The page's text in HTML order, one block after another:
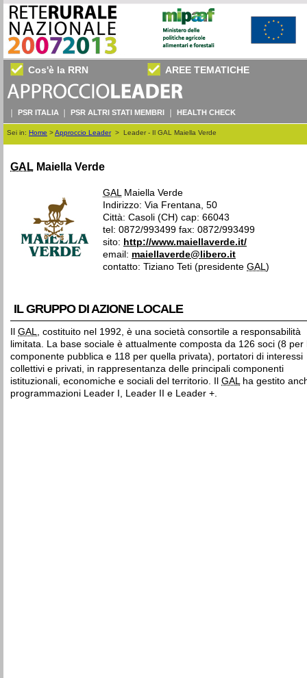
Cos'è la RRN AREE TEMATICHE
PSR ITALIA PSR ALTRI STATI MEMBRI HEALTH CHECK
Sei in: Home >Approccio Leader> Leader - Il GAL Maiella Verde
GAL Maiella Verde
GALMaiella Verde
Indirizzo: Via Frentana, 50
Città: Casoli (CH) cap: 66043
tel: 0872/993499 fax: 0872/993499
sito: http://www.maiellaverde.it/
email: maiellaverde@libero.it
contatto: Tiziano Teti (presidente GAL)
IL GRUPPO DI AZIONE LOCALE
GAL, costituito nel 1992, è una società consortile a responsabilità
limitata. La base sociale è attualmente composta da 126 soci (8 per
componente pubblica e 118 per quella privata), portatori di interessi
collettivi e privati, in rappresentanza delle principali componenti
istituzionali, economiche e sociali del territorio. Il GALha gestito
programmazioni Leader I, Leader II e Leader +.